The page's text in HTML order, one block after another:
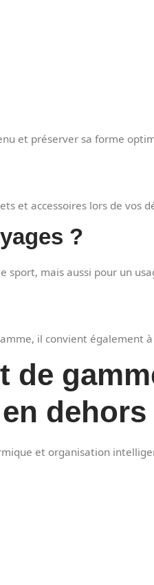
et préserver sa forme
et accessoires lors de vos
?
mais aussi pour un
il convient également
de
dehors
et organisation